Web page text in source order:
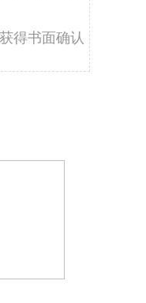
获得书面确认